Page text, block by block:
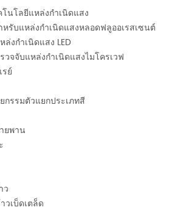
นโลยีแหล่งกำเนิดแสง
หรับแหล่งกำเนิดแสงหลอดฟลูออเรสเซนต์
ล่งกำเนิดแสง LED
จจับแหล่งกำเนิดแสงไมโครเวฟ
ย์
รรมตัวแยกประเภทสี
ยพาน
ว
วเบ็ดเตล็ด